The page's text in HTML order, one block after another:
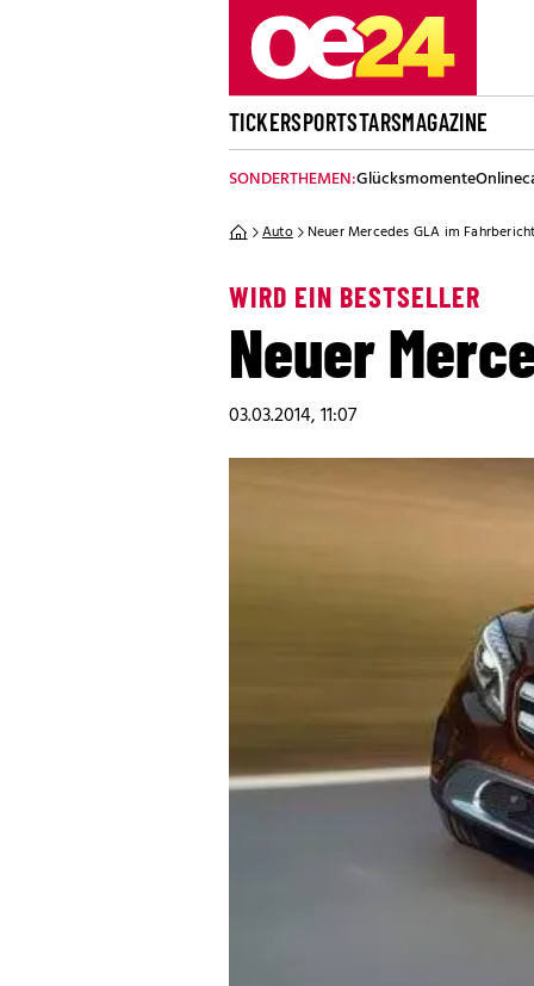
TICKERSPORTSTARSMAGAZINE
SONDERTHEMEN:Glücksmomente
Auto Neuer Mercedes GLA im Fahrbericht
WIRD EIN BESTSELLER
Neuer
03.03.2014, 11:07